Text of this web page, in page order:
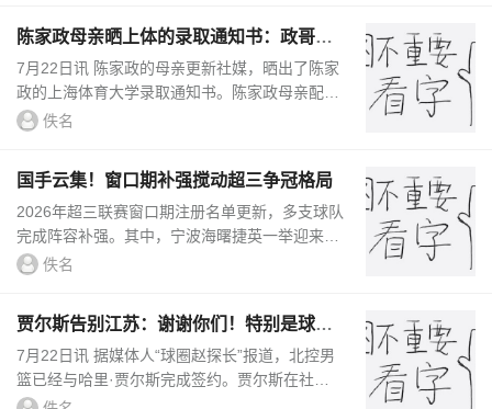
陈家政母亲晒上体的录取通知书：政哥考
上心仪的大学 满是欣慰
7月22日讯 陈家政的母亲更新社媒，晒出了陈家
政的上海体育大学录取通知书。陈家政母亲配文
写道：“❤️心愿终于落地，政哥考上心仪的大
佚名
国手云集！窗口期补强搅动超三争冠格局
2026年超三联赛窗口期注册名单更新，多支球队
完成阵容补强。其中，宁波海曙捷英一举迎来三
位曾共同创造国家队两项历史最佳战绩的国手，
佚名
贾尔斯告别江苏：谢谢你们！特别是球迷
无论好坏你们都一直在
7月22日讯 据媒体人“球圈赵探长”报道，北控男
篮已经与哈里·贾尔斯完成签约。贾尔斯在社媒
晒出了自己效力江苏的比赛照片，还有球迷有关